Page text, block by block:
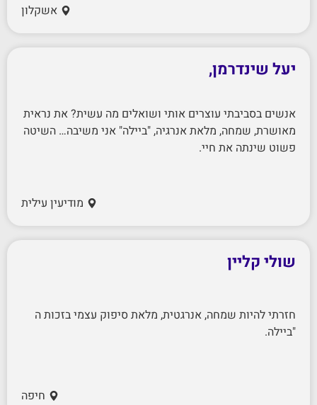
אשקלון
יעל שינדרמן,
אנשים בסביבתי עוצרים אותי ושואלים מה עשית? את נראית
מאושרת, שמחה, מלאת אנרגיה, "ביילה" אני משיבה… השיטה
פשוט שינתה את חיי.
מודיעין עילית
שולי קליין
חזרתי להיות שמחה, אנרגטית, מלאת סיפוק עצמי בזכות ה
"ביילה.
חיפה